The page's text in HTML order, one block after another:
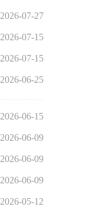
2026-07-27
2026-07-15
2026-07-15
2026-06-25
2026-06-15
2026-06-09
2026-06-09
2026-06-09
2026-05-12